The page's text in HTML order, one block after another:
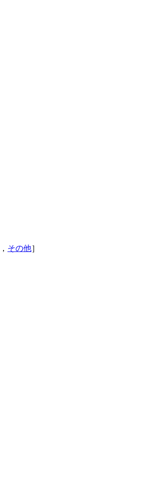
， その他］